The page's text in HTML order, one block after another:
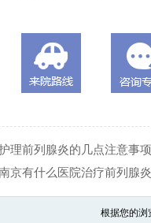
理前列腺炎的几点注意事项
京有什么医院治疗前列腺炎
根据您的浏